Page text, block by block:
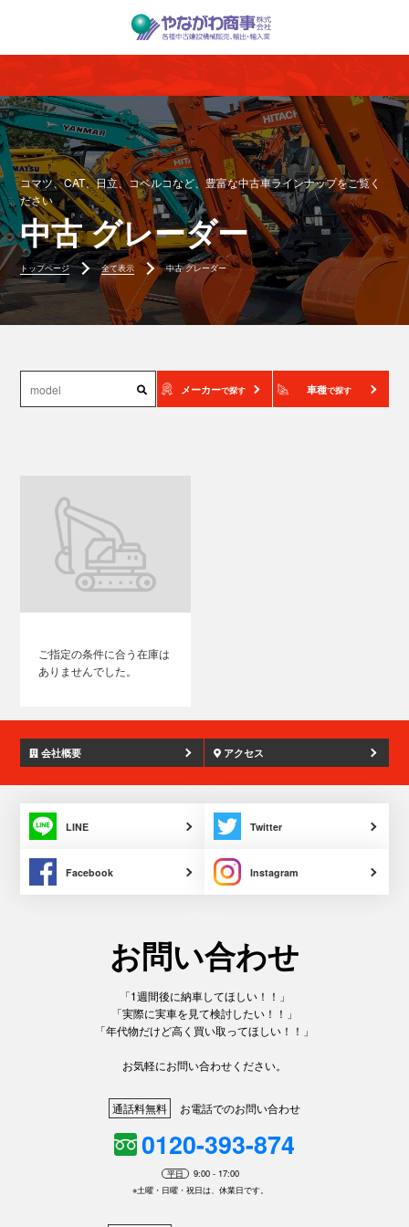
コマツ、CAT、日立、コベルコなど、豊富な中古車ラインナップをご覧く
ださい
中古 グレーダー
トップページ 全て表示 中古 グレーダー
メーカーで探す 車種で探す
ご指定の条件に合う在庫は
ありませんでした。
会社概要 アクセス
LINE Twitter
Facebook Instagram
お問い合わせ
「1週間後に納車してほしい！！」
「実際に実車を見て検討したい！！」
「年代物だけど高く買い取ってほしい！！」
お気軽にお問い合わせください。
通話料無料 お電話でのお問い合わせ
0120-393-874
平日
9:00 - 17:00
※土曜・日曜・祝日は、休業日です。